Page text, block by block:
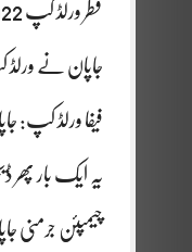
قطر ورلڈ کپ 2022
جاپان نے ورلڈ کپ کے
فیفا ورلڈ کپ: جاپان